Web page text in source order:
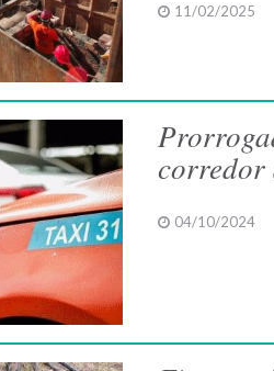
11/02/2025
corredor
04/10/2024